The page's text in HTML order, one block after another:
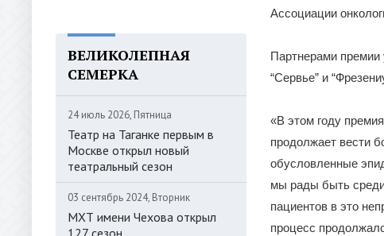
ВЕЛИКОЛЕПНАЯ
СЕМЕРКА
24 июль 2026, Пятница
Театр на Таганке первым в
Москве открыл новый
театральный сезон
03 сентябрь 2024, Вторник
МХТ имени Чехова открыл
127 сезон
Ассоциации
Партнерами премии
“Сервье” и
«В этом году
продолжает вести
обусловленные
мы рады быть среди
пациентов в это
процесс